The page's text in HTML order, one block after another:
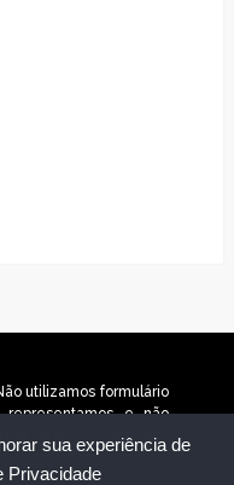
sua experiência de
Privacidade
utilizamos formulário
e não
ou programa citado
–
© 2026